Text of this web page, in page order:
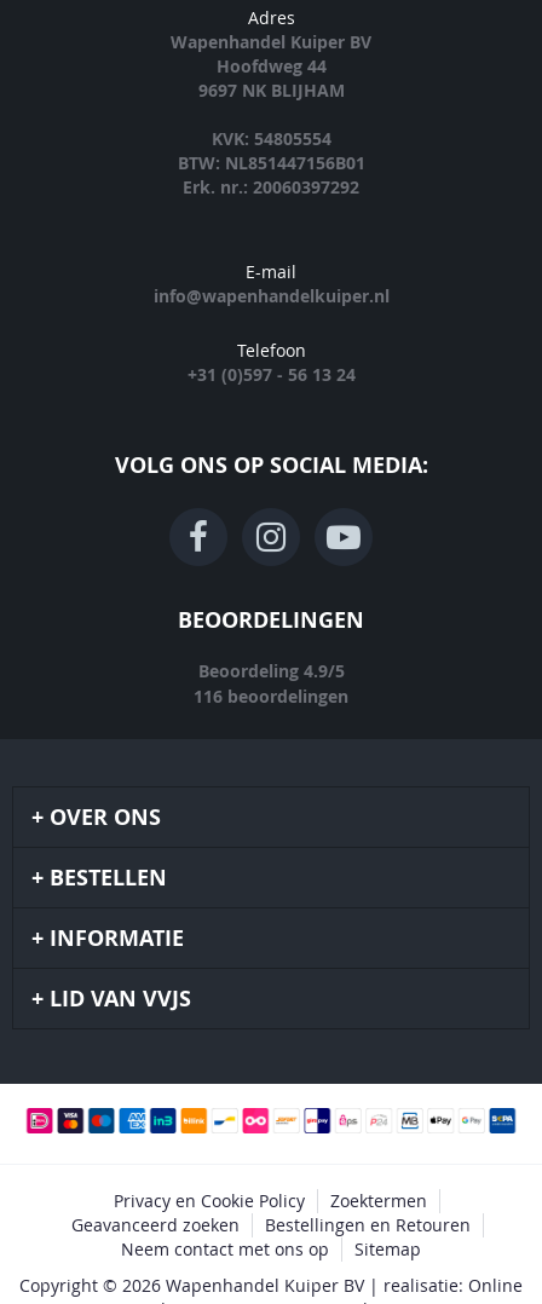
Adres
Wapenhandel Kuiper BV
Hoofdweg 44
9697 NK BLIJHAM
KVK: 54805554
BTW: NL851447156B01
Erk. nr.: 20060397292
E-mail
info@wapenhandelkuiper.nl
Telefoon
+31 (0)597 - 56 13 24
VOLG ONS OP SOCIAL MEDIA:
BEOORDELINGEN
Beoordeling 4.9/5
116 beoordelingen
OVER ONS
BESTELLEN
INFORMATIE
LID VAN VVJS
Privacy en Cookie Policy
Zoektermen
Geavanceerd zoeken
Bestellingen en Retouren
Neem contact met ons op
Sitemap
Copyright © 2026 Wapenhandel Kuiper BV | realisatie: Online